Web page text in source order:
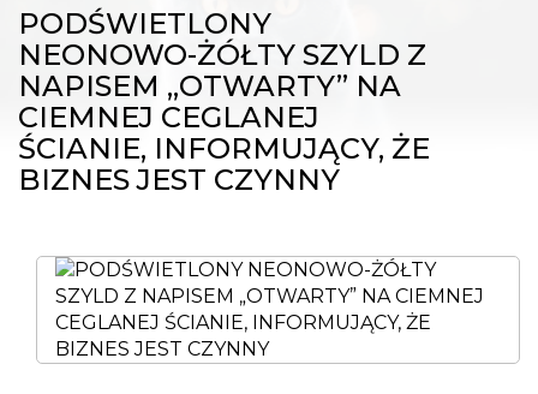
PODŚWIETLONY
NEONOWO-ŻÓŁTY SZYLD Z
NAPISEM „OTWARTY” NA
CIEMNEJ CEGLANEJ
ŚCIANIE, INFORMUJĄCY, ŻE
BIZNES JEST CZYNNY